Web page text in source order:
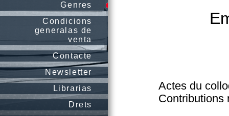
Genres
Condicions
generalas de
venta
Contacte
Newsletter
Librarias
Drets
Actes du
Contributions